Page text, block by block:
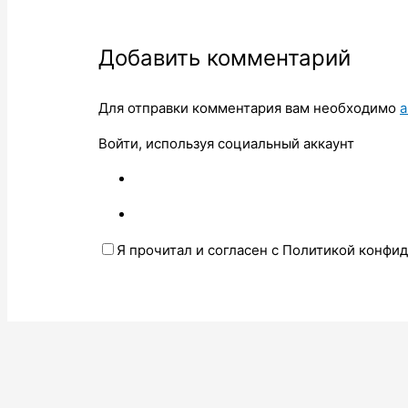
Добавить комментарий
Для отправки комментария вам необходимо
Войти, используя социальный аккаунт
Я прочитал и согласен с Политикой